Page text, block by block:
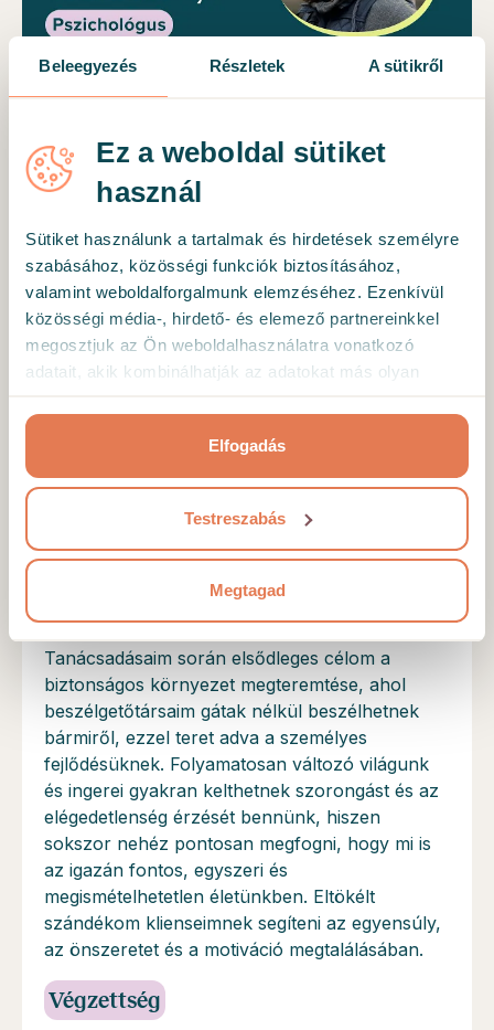
Beleegyezés Részletek A sütikről
Ez a weboldal sütiket
használ
Sütiket használunk a tartalmak és hirdetések személyre
szabásához, közösségi funkciók biztosításához,
valamint weboldalforgalmunk elemzéséhez. Ezenkívül
közösségi média-, hirdető- és elemező partnereinkkel
megosztjuk az Ön weboldalhasználatra vonatkozó
adatait, akik kombinálhatják az adatokat más olyan
Ön által használt más szolgáltatásokból gyűjtöttek.
Elfogadás
Testreszabás
Megtagad
Ülés típusa
Online
keresztül zajlanak a Hedepy platformon.
Személyesen (offline)
Taksony, Arany János u. 1, 2335 (map)
Több információ
Mottó
Támogatás, amikor kérdéseid vannak. És akkor
is, amikor válaszokat találsz.
A szakember képzettsége és
Tanácsadásaim során elsődleges célom a
biztonságos környezet megteremtése, ahol
beszélgetőtársaim gátak nélkül beszélhetnek
bármiről, ezzel teret adva a személyes
fejlődésüknek. Folyamatosan változó világunk
és ingerei gyakran kelthetnek szorongást és az
elégedetlenség érzését bennünk, hiszen
sokszor nehéz pontosan megfogni, hogy mi is
az igazán fontos, egyszeri és
megismételhetetlen életünkben. Eltökélt
szándékom klienseimnek segíteni az egyensúly,
az önszeretet és a motiváció megtalálásában.
Végzettség